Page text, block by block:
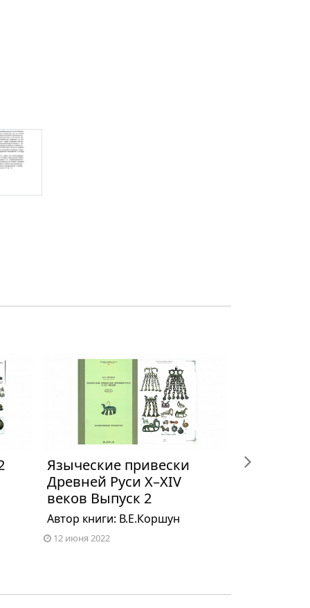
Языческие привески
Древней Руси X–XIV
веков Выпуск 2
Автор книги: В.Е.Коршун
12 июня 2022
Римские
next